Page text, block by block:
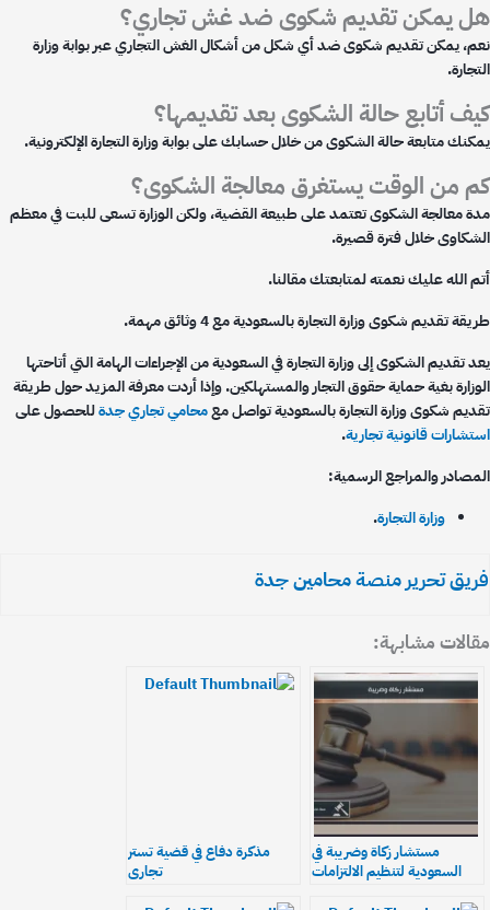
يمكن تقديم شكوى ضد غش تجاري؟
يمكن تقديم شكوى ضد أي شكل من أشكال الغش التجاري عبر بوابة وزارة
أتابع حالة الشكوى بعد تقديمها؟
متابعة حالة الشكوى من خلال حسابك على بوابة وزارة التجارة الإلكترونية.
من الوقت يستغرق معالجة الشكوى؟
معالجة الشكوى تعتمد على طبيعة القضية، ولكن الوزارة تسعى للبت في معظم
خلال فترة قصيرة.
الله عليك نعمته لمتابعتك مقالنا.
تقديم شكوى وزارة التجارة بالسعودية مع 4 وثائق مهمة.
تقديم الشكوى إلى وزارة التجارة في السعودية من الإجراءات الهامة التي أتاحتها
بغية حماية حقوق التجار والمستهلكين. وإذا أردت معرفة المزيد حول طريقة
شكوى وزارة التجارة بالسعودية تواصل معمحامي تجاري جدةللحصول على
قانونية تجارية.
والمراجع الرسمية:
وزارة التجارة.
تحرير منصة محامين جدة
مشابهة:
مستشار زكاة وضريبة في
السعودية لتنظيم الالتزامات
مذكرة دفاع في قضية تستر
تجاري